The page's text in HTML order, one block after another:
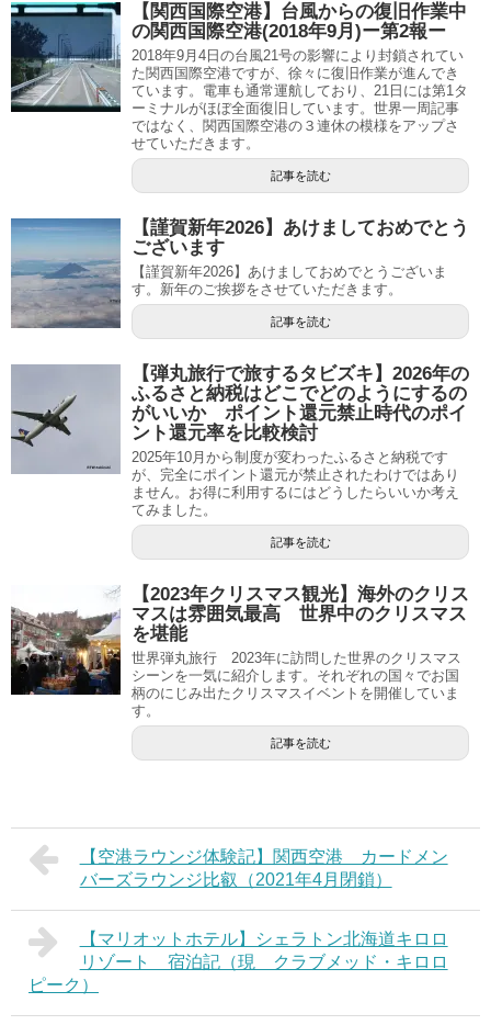
【関西国際空港】台風からの復旧作業中
の関西国際空港(2018年9月)ー第2報ー
2018年9月4日の台風21号の影響により封鎖されてい
た関西国際空港ですが、徐々に復旧作業が進んでき
ています。電車も通常運航しており、21日には第1タ
ーミナルがほぼ全面復旧しています。世界一周記事
ではなく、関西国際空港の３連休の模様をアップさ
せていただきます。
記事を読む
【謹賀新年2026】あけましておめでとう
ございます
【謹賀新年2026】あけましておめでとうございま
す。新年のご挨拶をさせていただきます。
記事を読む
【弾丸旅行で旅するタビズキ】2026年の
ふるさと納税はどこでどのようにするの
がいいか ポイント還元禁止時代のポイ
ント還元率を比較検討
2025年10月から制度が変わったふるさと納税です
が、完全にポイント還元が禁止されたわけではあり
ません。お得に利用するにはどうしたらいいか考え
てみました。
記事を読む
【2023年クリスマス観光】海外のクリス
マスは雰囲気最高 世界中のクリスマス
を堪能
世界弾丸旅行 2023年に訪問した世界のクリスマス
シーンを一気に紹介します。それぞれの国々でお国
柄のにじみ出たクリスマスイベントを開催していま
す。
記事を読む
【空港ラウンジ体験記】関西空港 カードメン
バーズラウンジ比叡（2021年4月閉鎖）
【マリオットホテル】シェラトン北海道キロロ
リゾート 宿泊記（現 クラブメッド・キロロ
ピーク）